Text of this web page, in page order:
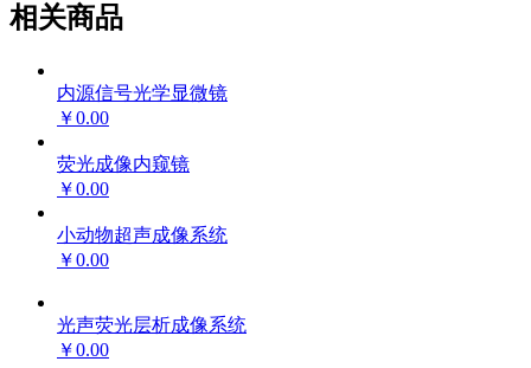
相关商品
内源信号光学显微镜
￥0.00
荧光成像内窥镜
￥0.00
小动物超声成像系统
￥0.00
光声荧光层析成像系统
￥0.00